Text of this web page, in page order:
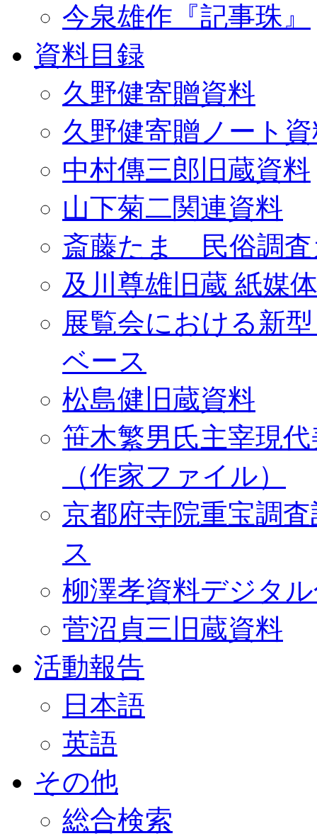
今泉雄作『記事珠』
資料目録
久野健寄贈資料
久野健寄贈ノート
中村傳三郎旧蔵資料
山下菊二関連資料
斎藤たま 民俗調査
及川尊雄旧蔵 紙媒
展覧会における新
ベース
松島健旧蔵資料
笹木繁男氏主宰現
（作家ファイル）
京都府寺院重宝調
ス
柳澤孝資料デジタ
菅沼貞三旧蔵資料
活動報告
日本語
英語
その他
総合検索